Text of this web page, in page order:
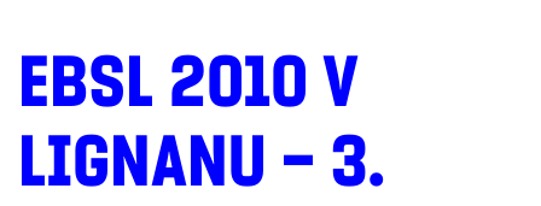
EBSL 2010 V
LIGNANU – 3.